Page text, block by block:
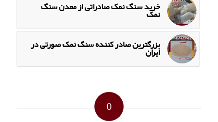
خرید سنگ نمک صادراتی از معدن سنگ
نمک
بزرگترین صادر کننده سنگ نمک صورتی در
ایران
0